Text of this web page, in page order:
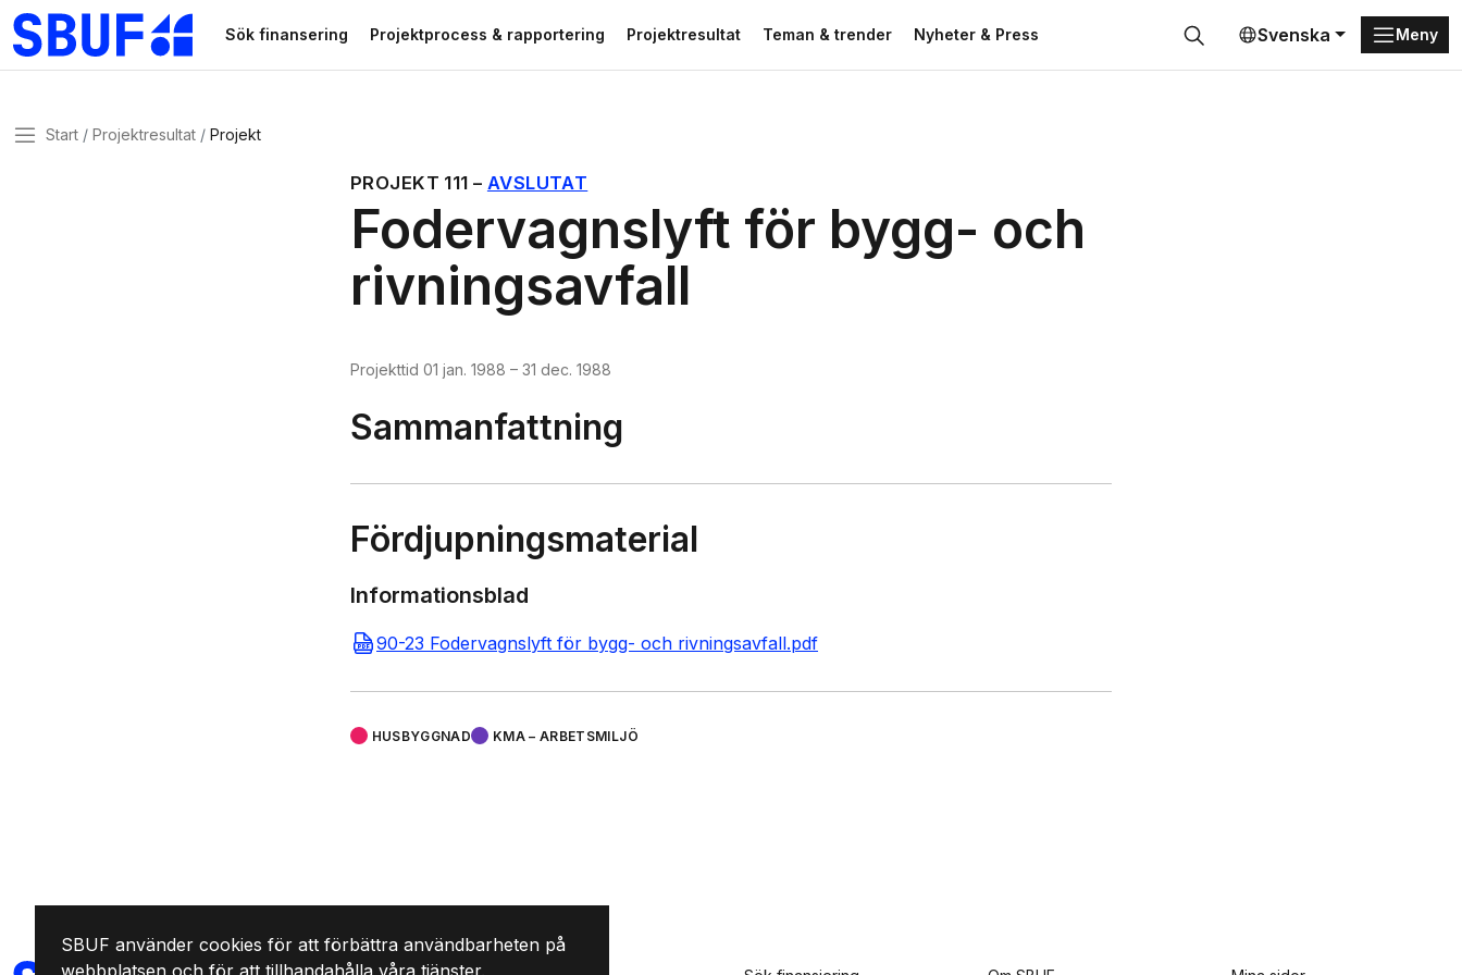
Gå direkt till huvudinnehålletSök finansering Projektprocess & rapportering Projektresultat Teman & trender Nyheter & Press Svenska Meny
MenyStart Projektresultat Projekt
PROJEKT 111 – AVSLUTAT
Fodervagnslyft för bygg- och
rivningsavfall
Projekttid 01 jan. 1988 – 31 dec. 1988
Sammanfattning
Fördjupningsmaterial
Informationsblad
90-23 Fodervagnslyft för bygg- och rivningsavfall.pdf
HUSBYGGNAD KMA – ARBETSMILJÖ
SVENSKA
SBUF använder cookies för att förbättra användbarheten på
webbplatsen och för att tillhandahålla våra tjänster.